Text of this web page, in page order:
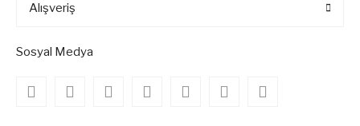
Alışveriş
Sosyal Medya